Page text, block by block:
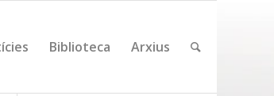
Biblioteca Arxius